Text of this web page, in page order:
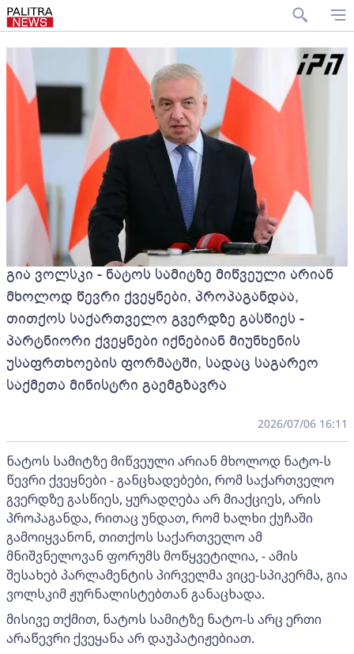
გია ვოლსკი - ნატოს სამიტზე მიწვეული არიან
მხოლოდ წევრი ქვეყნები, პროპაგანდაა,
თითქოს საქართველო გვერდზე გასწიეს -
პარტნიორი ქვეყნები იქნებიან მიუნხენის
უსაფრთხოების ფორმატში, სადაც საგარეო
საქმეთა მინისტრი გაემგზავრა
2026/07/06 16:11
ნატოს სამიტზე მიწვეული არიან მხოლოდ ნატო-ს
წევრი ქვეყნები - განცხადებები, რომ საქართველო
გვერდზე გასწიეს, ყურადღება არ მიაქციეს, არის
პროპაგანდა, რითაც უნდათ, რომ ხალხი ქუჩაში
გამოიყვანონ, თითქოს საქართველო ამ
მნიშვნელოვან ფორუმს მოწყვეტილია, - ამის
შესახებ პარლამენტის პირველმა ვიცე-სპიკერმა, გია
ვოლსკიმ ჟურნალისტებთან განაცხადა.
მისივე თქმით, ნატოს სამიტზე ნატო-ს არც ერთი
არაწევრი ქვეყანა არ დაუპატიჟებიათ.